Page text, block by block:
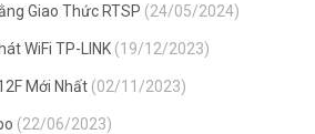
Giao Thức RTSP (24/05/2024)
WiFi TP-LINK (19/12/2023)
Mới Nhất (02/11/2023)
(22/06/2023)